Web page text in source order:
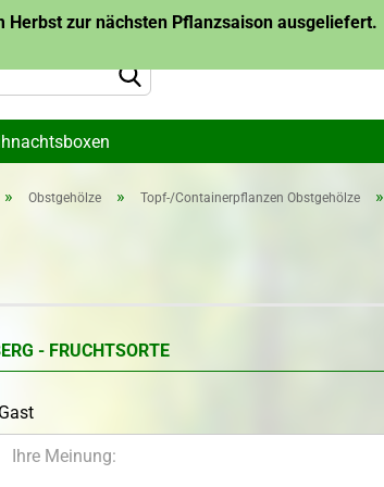
zur nächsten Pflanzsaison ausgeliefert.
» Obstgehölze » Topf-/Containerpflanzen Obstgehölze »
- FRUCHTSORTE
Gast